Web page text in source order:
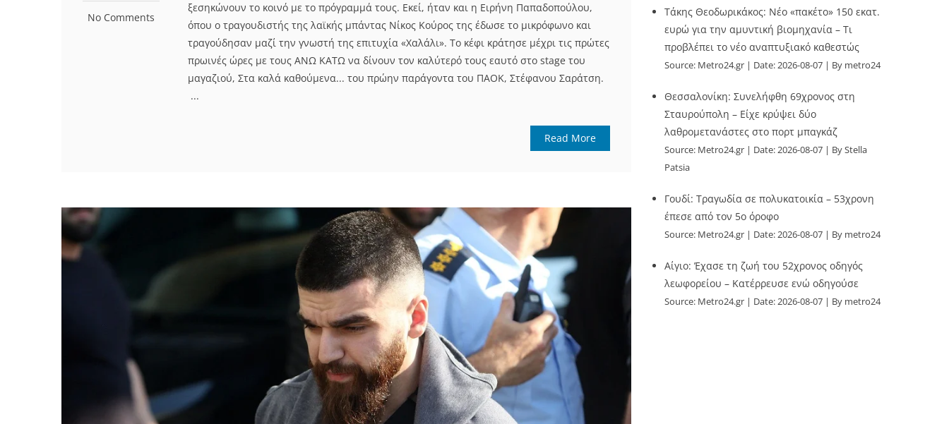
No Comments
ξεσηκώνουν το κοινό με το πρόγραμμά τους. Εκεί, ήταν και η Ειρήνη Παπαδοπούλου,
όπου ο τραγουδιστής της λαϊκής μπάντας Νίκος Κούρος της έδωσε το μικρόφωνο και
τραγούδησαν μαζί την γνωστή της επιτυχία «Χαλάλι». Το κέφι κράτησε μέχρι τις πρώτες
πρωινές ώρες με τους ΑΝΩ ΚΑΤΩ να δίνουν τον καλύτερό τους εαυτό στο stage του
μαγαζιού, Στα καλά καθούμενα... του πρώην παράγοντα του ΠΑΟΚ, Στέφανου Σαράτση.
...
Read More
Τάκης Θεοδωρικάκος: Νέο «πακέτο» 150 εκατ.
ευρώ για την αμυντική βιομηχανία – Τι
προβλέπει το νέο αναπτυξιακό καθεστώς
Source: Metro24.gr Date: 2026-08-07 By metro24
Θεσσαλονίκη: Συνελήφθη 69χρονος στη
Σταυρούπολη – Είχε κρύψει δύο
λαθρομετανάστες στο πορτ μπαγκάζ
Source: Metro24.gr Date: 2026-08-07
By Stella
Patsia
Γουδί: Τραγωδία σε πολυκατοικία – 53χρονη
έπεσε από τον 5ο όροφο
Source: Metro24.gr Date: 2026-08-07 By metro24
Αίγιο: Έχασε τη ζωή του 52χρονος οδηγός
λεωφορείου – Κατέρρευσε ενώ οδηγούσε
Source: Metro24.gr Date: 2026-08-07 By metro24